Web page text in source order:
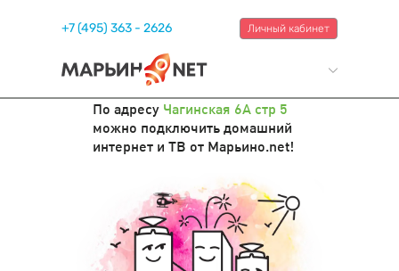
+7 (495) 363 - 2626 Личный кабинет
По адресу Чагинская 6А стр 5
можно подключить домашний
интернет и ТВ от Марьино.net!